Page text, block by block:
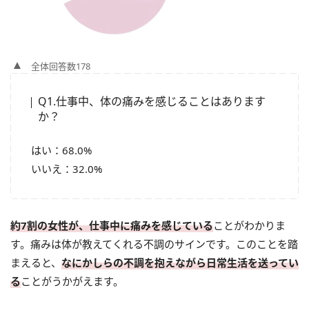
全体回答数178
Q1.仕事中、体の痛みを感じることはあります
か？
はい：68.0%
いいえ：32.0%
約7割の女性が、仕事中に痛みを感じていることがわかりま
す。痛みは体が教えてくれる不調のサインです。このことを踏
まえると、 なにかしらの不調を抱えながら日常生活を送ってい
ることがうかがえます。